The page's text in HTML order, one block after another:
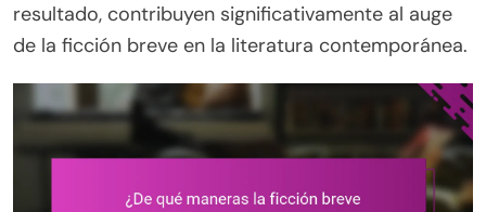
resultado, contribuyen significativamente al auge
de la ficción breve en la literatura contemporánea.